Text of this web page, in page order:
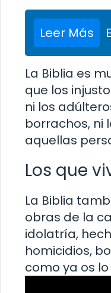
Leer Más
La Biblia es
que los
ni los
borrachos, ni
aquellas
Los que
La Biblia
obras de la
idolatría,
homicidios,
como ya os